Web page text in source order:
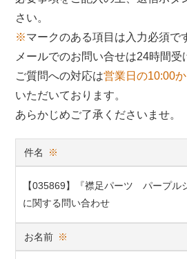
さい。
※マークのある項目は入力必須で
メールでのお問い合せは24時間受
ご質問への対応は営業日の10:00
いただいております。
あらかじめご了承くださいませ。
件名 ※
【035869】『襟足パーツ パープル
に関する問い合わせ
お名前 ※